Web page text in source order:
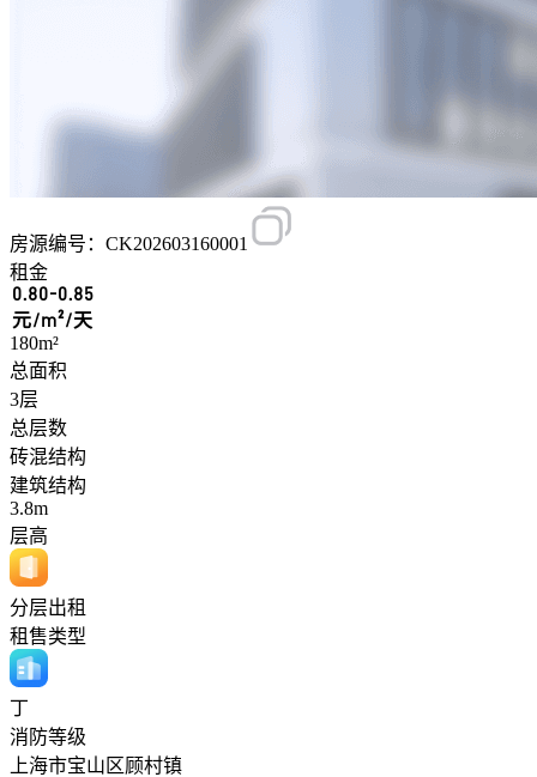
房源编号：CK202603160001
租金
0.80-0.85
元/m²/天
180m²
总面积
3层
总层数
砖混结构
建筑结构
3.8m
层高
分层出租
租售类型
丁
消防等级
上海市宝山区顾村镇